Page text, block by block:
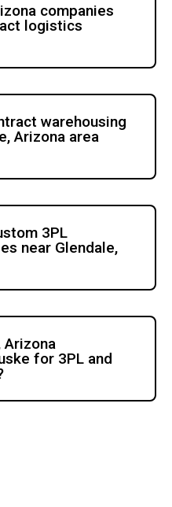
companies
logistics
warehousing
Arizona area
3PL
near Glendale,
Arizona
for 3PL and